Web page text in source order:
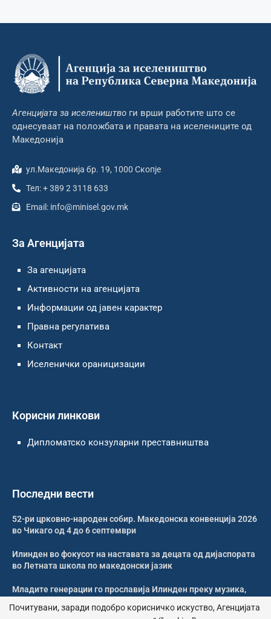
Агенцијата за иселеништво ги врши работите што се
однесуваат на положбата и правата на иселениците од
Македонија
ул.Македонија бр. 19, 1000 Скопје
Тел: + 389 2 3118 633
Email: info@minisel.gov.mk
За Агенцијата
За агенцијата
Активности на агенцијата
Информации од јавен карактер
Правна регулатива
Контакт
Иселенички ораницизации
Корисни линкови
Дипломатско конзуларни преставништва
Последни вести
52-ри црковно-народен собир. Македонска конвенција 2026
во Чикаго од 4 до 6 септември
Илинден во фокусот на наставата за децата од дијаспората
во Летната школа по македонски јазик
Младите генерации го прославија Илинден преку музика,
Почитувани, заради подобро корисничко искуство, Агенцијата